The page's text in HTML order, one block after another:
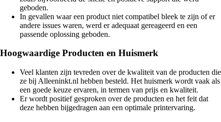
geboden.
In gevallen waar een product niet compatibel bleek te zijn of er
andere issues waren, werd er adequaat gereageerd en een
passende oplossing geboden.
Hoogwaardige Producten en Huismerk
Veel klanten zijn tevreden over de kwaliteit van de producten die
ze bij Alleeninkt.nl hebben besteld. Het huismerk wordt vaak als
een goede keuze ervaren, in termen van prijs en kwaliteit.
Er wordt positief gesproken over de producten en het feit dat
deze hebben bijgedragen aan een optimale printervaring.